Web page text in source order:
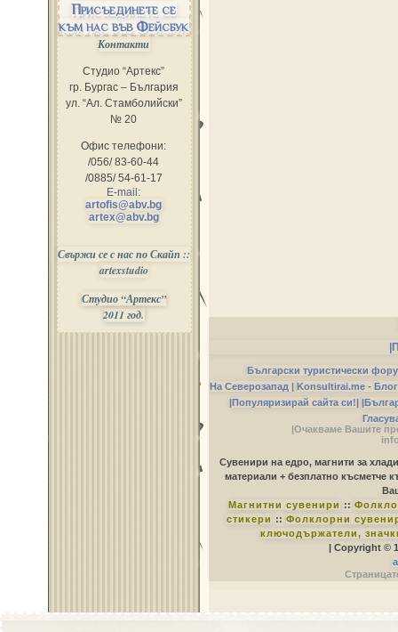
Присъединете се
към нас във Фейсбук
Контакти
Студио “Артекс”
гр. Бургас – България
ул. “Ал. Стамболийски”
№ 20
Офис телефони:
/056/ 83-60-44
/0885/ 54-61-17
E-mail:
artofis@abv.bg
artex@abv.bg
Свържи се с нас по Скайп ::
artexstudio
Студио “Артекс”
2011 год.
Български туристически
На Северозапад | Konsultirai.me -
|Популяризирай сайта си!|
|Очакваме Вашите
Сувенири на едро, магнити за
материали + безплатно късметче
Магнитни сувенири ::
стикери :: Фолклорни
ключодържатели,
| Copyright ©